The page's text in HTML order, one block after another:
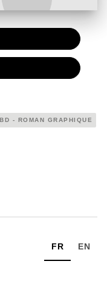
BD - ROMAN GRAPHIQUE
FR EN